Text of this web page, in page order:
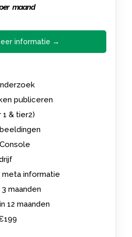
maand
informatie →
publiceren
1 & tier2)
informatie
maanden
12 maanden